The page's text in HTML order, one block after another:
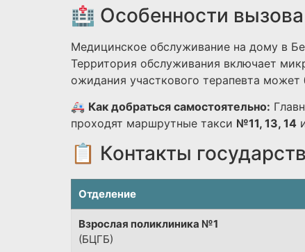
🏥 Особенности
Медицинское обслуживание на дому в
Территория обслуживания включает
ожидания участкового терапевта может
🚑 Как добраться самостоятельно:
проходят маршрутные такси №11, 13, 14
📋 Контакты
Отделение
Взрослая поликлиника №1
(БЦГБ)